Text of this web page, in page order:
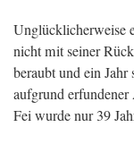
Unglücklicherweise
nicht mit seiner
beraubt und ein
aufgrund
Fei wurde nur 39